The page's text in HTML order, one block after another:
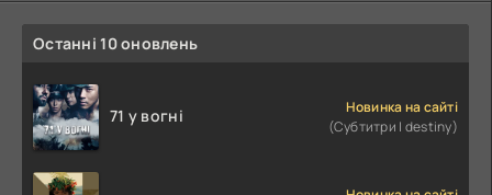
Останні 10 оновлень
71 у вогні
Новинка на сайті
(Субтитри | destiny)